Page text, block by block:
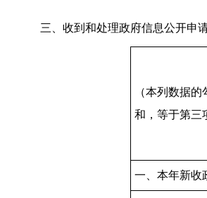
三、收到和处理政府信息公开申
（本列数据
和，等于第三
一、本年新收